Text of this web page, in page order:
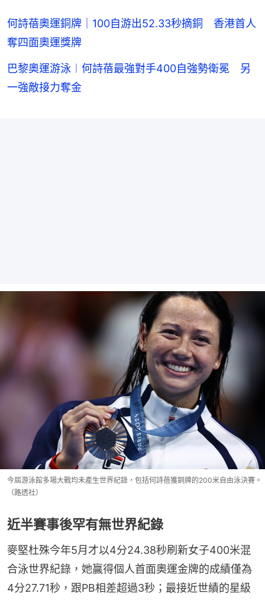
何詩蓓奧運銅牌｜100自游出52.33秒摘銅 香港首人
奪四面奧運獎牌
巴黎奧運游泳︱何詩蓓最強對手400自強勢衛冕 另
一強敵接力奪金
今屆游泳館多場大戰均未產生世界紀錄，包括何詩蓓獲銅牌的200米自由泳決賽。
（路透社）
近半賽事後罕有無世界紀錄
麥堅杜殊今年5月才以4分24.38秒刷新女子400米混
合泳世界紀錄，她贏得個人首面奧運金牌的成績僅為
4分27.71秒，跟PB相差超過3秒；最接近世績的星級